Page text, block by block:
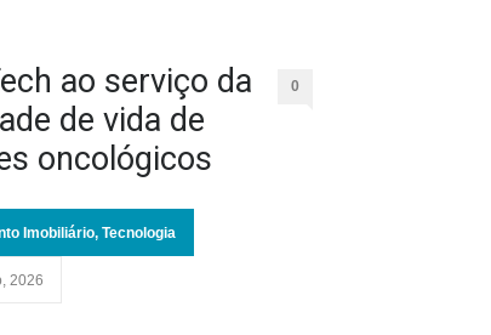
ao serviço da
de vida de
oncológicos
0
Imobiliário, Tecnologia
2026